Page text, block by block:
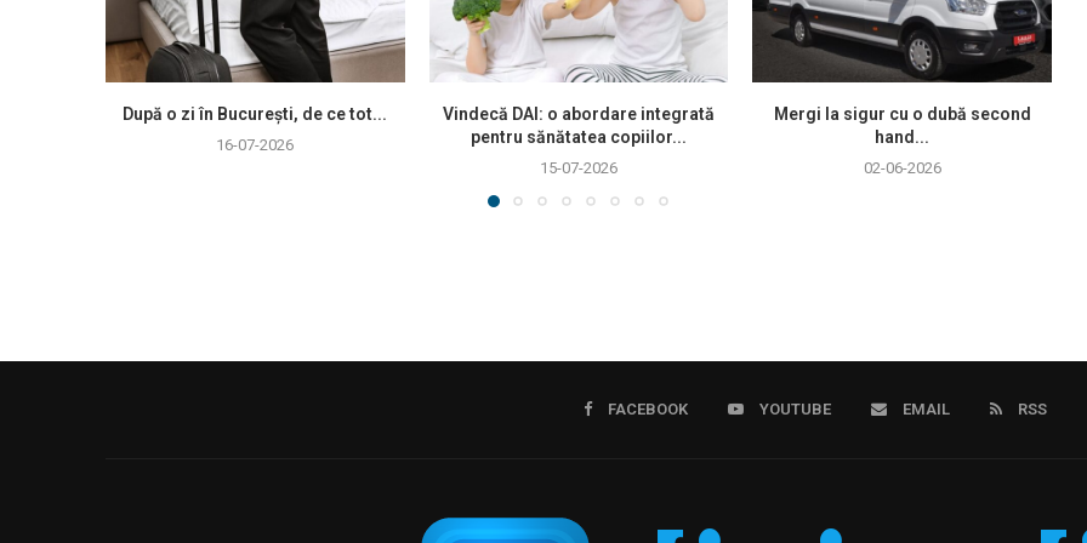
După o zi în București, de ce tot...
16-07-2026
Vindecă DAI: o abordare integrată
pentru sănătatea copiilor...
15-07-2026
Mergi la sigur cu o dubă second
hand...
02-06-2026
FACEBOOK YOUTUBE EMAIL RSS